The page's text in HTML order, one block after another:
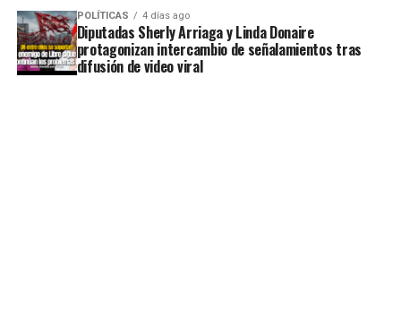
POLÍTICAS 4 días ago
Diputadas Sherly Arriaga y Linda Donaire
protagonizan intercambio de señalamientos tras
difusión de video viral